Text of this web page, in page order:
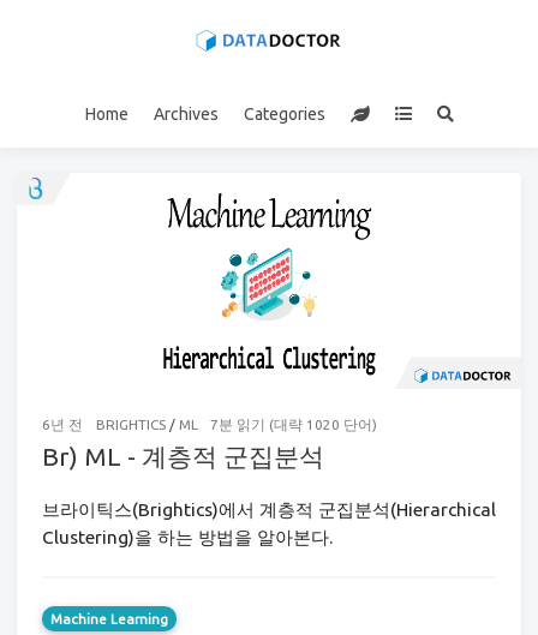
Home Archives Categories
6년 전 BRIGHTICS/ ML 7분 읽기 (대략 1020 단어)
Br) ML - 계층적 군집분석
브라이틱스(Brightics)에서 계층적 군집분석(Hierarchical
Clustering)을 하는 방법을 알아본다.
Machine Learning